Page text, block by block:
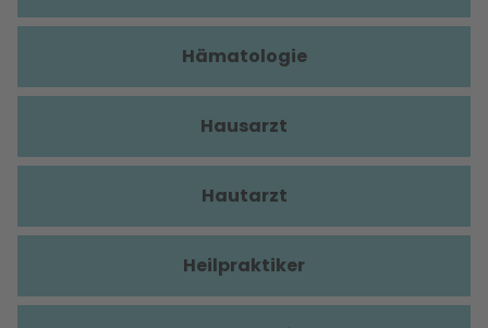
Hämatologie
Hausarzt
Hautarzt
Heilpraktiker